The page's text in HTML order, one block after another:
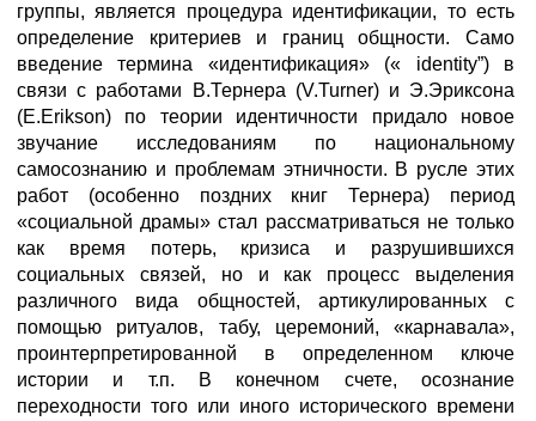
группы, является процедура идентификации, то есть
определение критериев и границ общности. Само
введение термина «идентификация» (« identity”) в
связи с работами В.Тернера (V.Turner) и Э.Эриксона
(E.Erikson) по теории идентичности придало новое
звучание исследованиям по национальному
самосознанию и проблемам этничности. В русле этих
работ (особенно поздних книг Тернера) период
«социальной драмы» стал рассматриваться не только
как время потерь, кризиса и разрушившихся
социальных связей, но и как процесс выделения
различного вида общностей, артикулированных с
помощью ритуалов, табу, церемоний, «карнавала»,
проинтерпретированной в определенном ключе
истории и т.п. В конечном счете, осознание
переходности того или иного исторического времени